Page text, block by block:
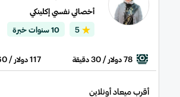
أخصائي نفسي إكلينكي
5 10 سنوات خبرة
78 دولار / 30 دقيقة 117 دولار / 60
أقرب ميعاد أونلاين